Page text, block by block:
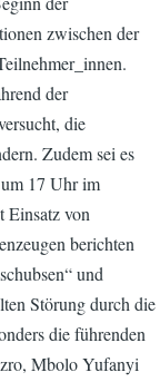
zwischen der
der
die
Zudem sei es
17 Uhr im
Einsatz von
berichten
und
Störung durch die
die führenden
Mbolo Yufanyi